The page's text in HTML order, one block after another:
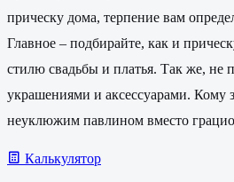
прическу дома, терпение вам
Главное – подбирайте, как и
стилю свадьбы и платья. Так же, не
украшениями и аксессуарами. Кому
неуклюжим павлином вместо
Калькулятор